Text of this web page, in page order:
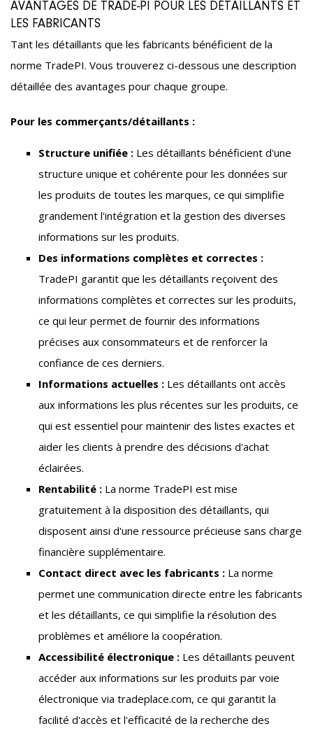
AVANTAGES DE TRADE-PI POUR LES DÉTAILLANTS ET
LES FABRICANTS
Tant les détaillants que les fabricants bénéficient de la
norme TradePI. Vous trouverez ci-dessous une description
détaillée des avantages pour chaque groupe.
Pour les commerçants/détaillants :
Structure unifiée : Les détaillants bénéficient d'une
structure unique et cohérente pour les données sur
les produits de toutes les marques, ce qui simplifie
grandement l'intégration et la gestion des diverses
informations sur les produits.
Des informations complètes et correctes :
TradePI garantit que les détaillants reçoivent des
informations complètes et correctes sur les produits,
ce qui leur permet de fournir des informations
précises aux consommateurs et de renforcer la
confiance de ces derniers.
Informations actuelles : Les détaillants ont accès
aux informations les plus récentes sur les produits, ce
qui est essentiel pour maintenir des listes exactes et
aider les clients à prendre des décisions d'achat
éclairées.
Rentabilité : La norme TradePI est mise
gratuitement à la disposition des détaillants, qui
disposent ainsi d'une ressource précieuse sans charge
financière supplémentaire.
Contact direct avec les fabricants : La norme
permet une communication directe entre les fabricants
et les détaillants, ce qui simplifie la résolution des
problèmes et améliore la coopération.
Accessibilité électronique : Les détaillants peuvent
accéder aux informations sur les produits par voie
électronique via tradeplace.com, ce qui garantit la
facilité d'accès et l'efficacité de la recherche des